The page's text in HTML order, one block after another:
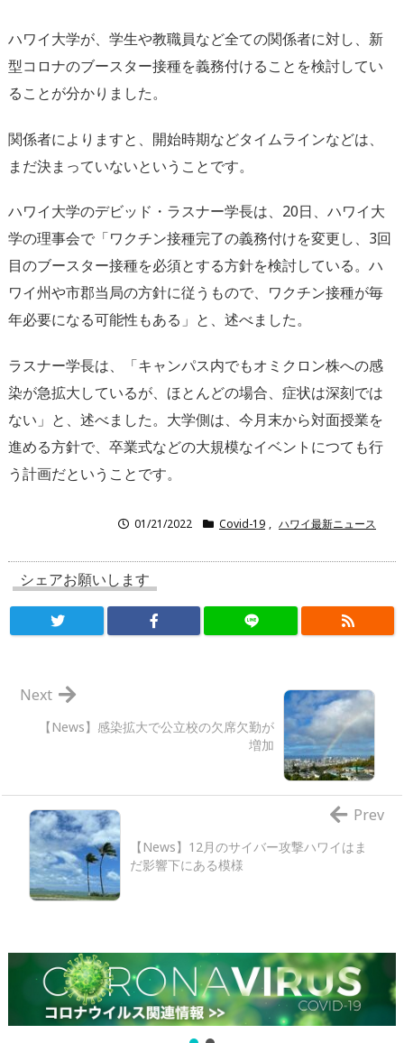
ハワイ大学が、学生や教職員など全ての関係者に対し、新
型コロナのブースター接種を義務付けることを検討してい
ることが分かりました。
関係者によりますと、開始時期などタイムラインなどは、
まだ決まっていないということです。
ハワイ大学のデビッド・ラスナー学長は、20日、ハワイ大
学の理事会で「ワクチン接種完了の義務付けを変更し、3回
目のブースター接種を必須とする方針を検討している。ハ
ワイ州や市郡当局の方針に従うもので、ワクチン接種が毎
年必要になる可能性もある」と、述べました。
ラスナー学長は、「キャンパス内でもオミクロン株への感
染が急拡大しているが、ほとんどの場合、症状は深刻では
ない」と、述べました。大学側は、今月末から対面授業を
進める方針で、卒業式などの大規模なイベントにつても行
う計画だということです。
01/21/2022 Covid-19 , ハワイ最新ニュース
シェアお願いします
【News】感染拡大で公立校の欠席欠勤が
増加
Next
【News】12月のサイバー攻撃ハワイはま
だ影響下にある模様
Prev